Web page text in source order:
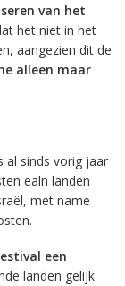
van het
het niet in het
aangezien dit de
alleen maar
al sinds vorig jaar
ealn landen
met name
een
landen gelijk